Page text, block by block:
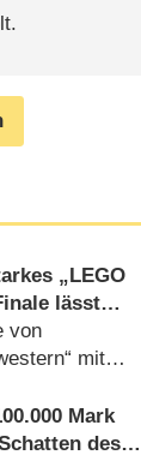
„LEGO
lässt
hinter sich
von
mit
)
Mark
des